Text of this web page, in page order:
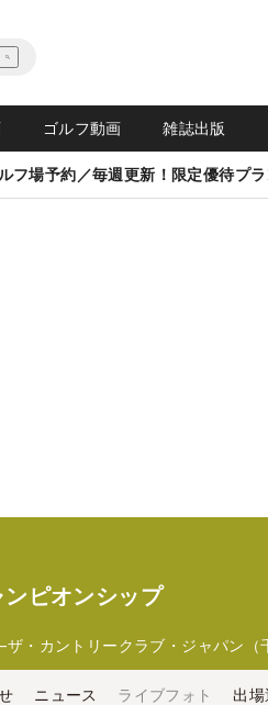
ゴルフ動画 雑誌出版
フ場予約／毎週更新！限定優待プ
ピオンシップ
ザ・カントリークラブ・ジャパン（
ニュース ライブフォト 出場